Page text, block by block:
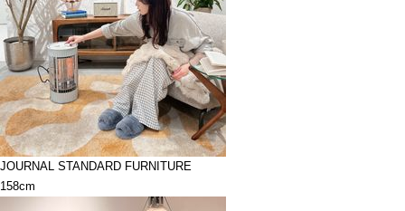
JOURNAL STANDARD FURNITURE
158cm